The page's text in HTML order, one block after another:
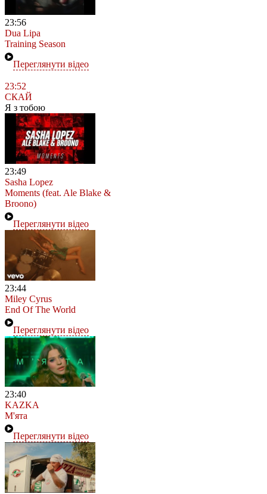
23:56
Dua Lipa
Training Season
Переглянути відео
23:52
СКАЙ
Я з тобою
23:49
Sasha Lopez
Moments (feat. Ale Blake &
Broono)
Переглянути відео
23:44
Miley Cyrus
End Of The World
Переглянути відео
23:40
KAZKA
М'ята
Переглянути відео